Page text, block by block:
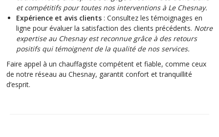
et compétitifs pour toutes nos interventions à Le Chesnay.
Expérience et avis clients : Consultez les témoignages en
ligne pour évaluer la satisfaction des clients précédents. Notre
expertise au Chesnay est reconnue grâce à des retours
positifs qui témoignent de la qualité de nos services.
Faire appel à un chauffagiste compétent et fiable, comme ceux
de notre réseau au Chesnay, garantit confort et tranquillité
d’esprit.